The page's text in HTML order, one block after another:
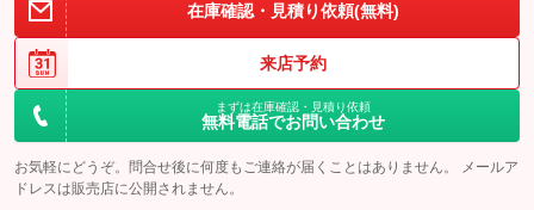
在庫確認・見積り依頼(無料)
来店予約
まずは在庫確認・見積り依頼
無料電話でお問い合わせ
お気軽にどうぞ。問合せ後に何度もご連絡が届くことはありません。 メールア
ドレスは販売店に公開されません。